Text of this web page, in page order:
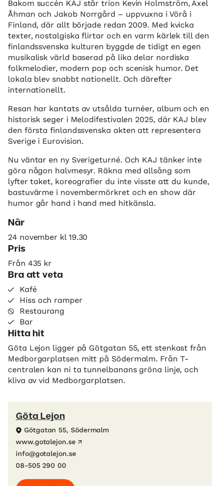
Bakom succén KAJ står trion Kevin Holmström, Axel
Åhman och Jakob Norrgård – uppvuxna i Vörå i
Finland, där allt började redan 2009. Med kvicka
texter, nostalgiska flirtar och en varm kärlek till den
finlandssvenska kulturen byggde de tidigt en egen
musikalisk värld baserad på lika delar nordiska
folkmelodier, modern pop och scenisk humor. Det
lokala blev snabbt nationellt. Och därefter
internationellt.
Resan har kantats av utsålda turnéer, album och en
historisk seger i Melodifestivalen 2025, där KAJ blev
den första finlandssvenska akten att representera
Sverige i Eurovision.
Nu väntar en ny Sverigeturné. Och KAJ tänker inte
göra någon halvmesyr. Räkna med allsång som
lyfter taket, koreografier du inte visste att du kunde,
bastuvärme i novembermörkret och en show där
humor går hand i hand med hitkänsla.
När
24 november kl 19.30
Pris
Från 435 kr
Bra att veta
Kafé
Hiss och ramper
Restaurang
Bar
Hitta hit
Göta Lejon ligger på Götgatan 55, ett stenkast från
Medborgarplatsen mitt på Södermalm. Från T-
centralen kan ni ta tunnelbanans gröna linje, och
kliva av vid Medborgarplatsen.
Göta Lejon
Götgatan 55, Södermalm
www.gotalejon.se
info@gotalejon.se
08-505 290 00